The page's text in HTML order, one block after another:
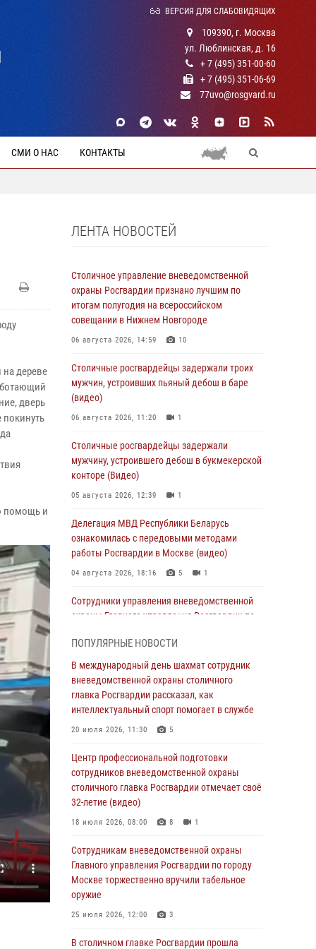
ВЕРСИЯ ДЛЯ СЛАБОВИДЯЩИХ
109390, г. Москва
ул. Люблинская, д. 16
+ 7 (495) 351-00-60
+ 7 (495) 351-06-69
77uvo@rosgvard.ru
СМИ О НАС КОНТАКТЫ
дереве
дверь
помощь и
ЛЕНТА НОВОСТЕЙ
Столичное управление вневедомственной
охраны Росгвардии признано лучшим по
итогам полугодия на всероссийском
совещании в Нижнем Новгороде
06 августа 2026, 14:59 10
Столичные росгвардейцы задержали троих
мужчин, устроивших пьяный дебош в баре
(видео)
06 августа 2026, 11:20 1
Столичные росгвардейцы задержали
мужчину, устроившего дебош в букмекерской
конторе (Видео)
05 августа 2026, 12:39 1
Делегация МВД Республики Беларусь
ознакомилась с передовыми методами
работы Росгвардии в Москве (видео)
04 августа 2026, 18:16 5 1
Сотрудники управления вневедомственной
охраны Главного управления Росгвардии по
чемпионате столичного главка ведомства по
самбо и боевому самбо (ВИДЕО)
04 августа 2026, 14:00 5 1
В Москве росгвардейцы задержали
подозреваемого в нападении на охранника
04 августа 2026, 08:00 1
На востоке Москвы сотрудники Росгвардии
задержали мужчину, находящегося в
федеральном розыске (видео)
Московские росгвардейцы пришли на
помощь семье, у которой сломался
автомобиль на проезжей части (Видео)
02 августа 2026, 10:00
На Поклонной горе росгвардейцы
ПОПУЛЯРНЫЕ НОВОСТИ
В международный день шахмат сотрудник
вневедомственной охраны столичного
главка Росгвардии рассказал, как
интеллектуальный спорт помогает в службе
20 июля 2026, 11:30 5
Центр профессиональной подготовки
сотрудников вневедомственной охраны
столичного главка Росгвардии отмечает своё
32-летие (видео)
18 июля 2026, 08:00 8 1
Сотрудникам вневедомственной охраны
Главного управления Росгвардии по городу
Москве торжественно вручили табельное
оружие
25 июля 2026, 12:00 3
В столичном главке Росгвардии прошла